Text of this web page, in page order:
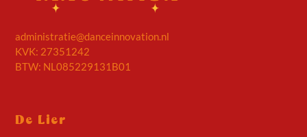
administratie@danceinnovation.nl
KVK: 27351242
BTW: NL085229131B01
De Lier